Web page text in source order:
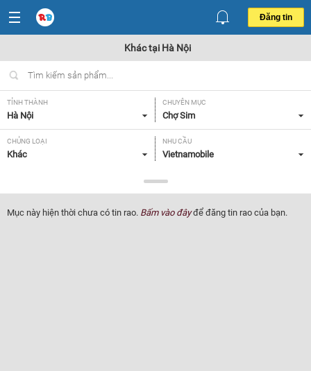
Đăng tin
Khác tại Hà Nội
TỈNH THÀNH
Hà Nội
CHUYÊN MỤC
Chợ Sim
CHỦNG LOẠI
Khác
NHU CẦU
Vietnamobile
Tất cả
Mục này hiện thời chưa có tin rao. Bấm vào đâyđể đăng tin rao của bạn.